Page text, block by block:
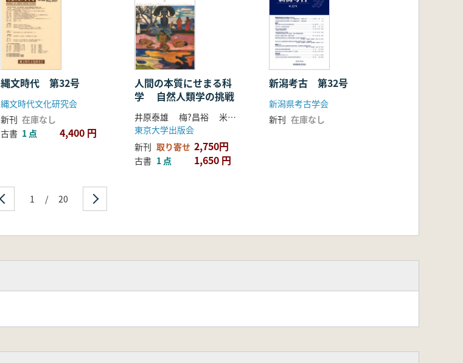
縄文時代 第32号
縄文時代文化研究会
新刊 在庫なし
古書 1 点 4,400 円
人間の本質にせまる科
学 自然人類学の挑戦
井原泰雄 梅?昌裕 米田穣 編
東京大学出版会
新刊 取り寄せ 2,750円
古書 1 点 1,650 円
新潟考古 第32号
新潟県考古学会
新刊 在庫なし
1 / 20